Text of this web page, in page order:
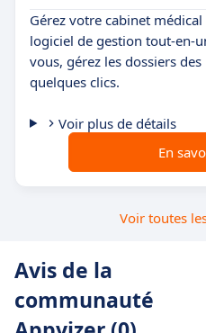
Gérez votre cabinet
logiciel de gestion tout-en-
vous, gérez les dossiers
quelques clics.
Voir plus de détails
En
Voir toutes
Avis de la
communauté